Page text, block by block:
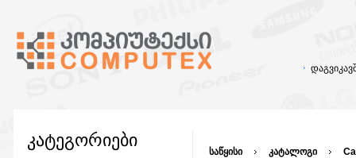
კატეგორიები
საწყისი კატალოგი